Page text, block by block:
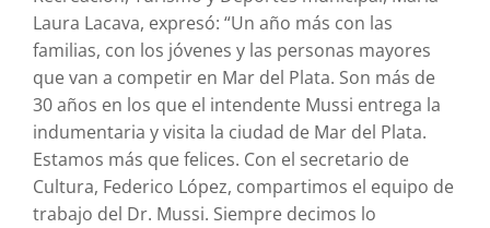
Laura Lacava, expresó: “Un año más con las
familias, con los jóvenes y las personas mayores
que van a competir en Mar del Plata. Son más de
30 años en los que el intendente Mussi entrega la
indumentaria y visita la ciudad de Mar del Plata.
Estamos más que felices. Con el secretario de
Cultura, Federico López, compartimos el equipo de
trabajo del Dr. Mussi. Siempre decimos lo